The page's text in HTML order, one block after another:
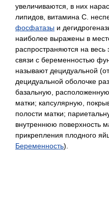
увеличиваются, в них
липидов, витамина С.
фосфатазы и
наиболее выражены в
распространяются на
связи с беременностью
называют децидуальной
децидуальной оболочке
базальную,
матки; капсулярную,
полости матки;
внутреннюю поверхность
прикрепления плодного
Беременность).